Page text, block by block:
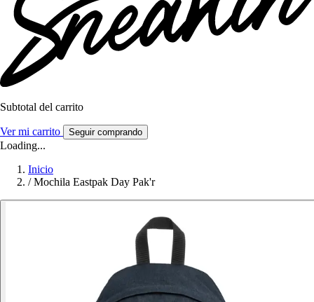
Subtotal del carrito
Ver mi carrito Seguir comprando
Loading...
Inicio
/ Mochila Eastpak Day Pak'r